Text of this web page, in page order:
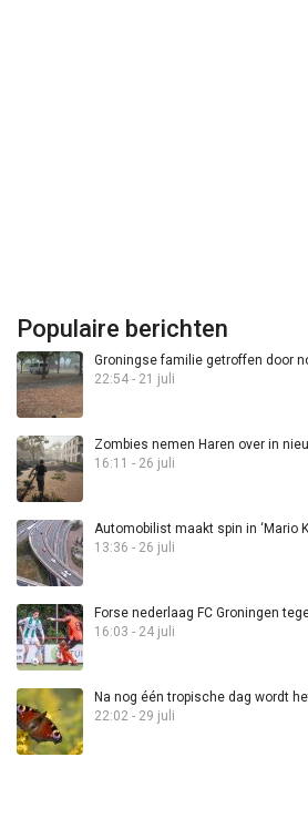
Populaire berichten
Groningse familie getroffen door
22:54 - 21 juli
Zombies nemen Haren over in
16:11 - 26 juli
Automobilist maakt spin in ‘Mario
13:36 - 26 juli
Forse nederlaag FC Groningen
16:03 - 24 juli
Na nog één tropische dag wordt
22:02 - 29 juli